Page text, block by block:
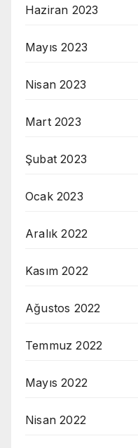
Haziran 2023
Mayıs 2023
Nisan 2023
Mart 2023
Şubat 2023
Ocak 2023
Aralık 2022
Kasım 2022
Ağustos 2022
Temmuz 2022
Mayıs 2022
Nisan 2022